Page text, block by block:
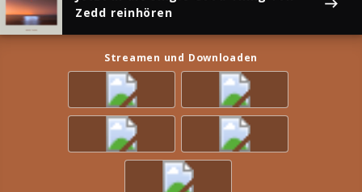
Zedd reinhören
Streamen und Downloaden